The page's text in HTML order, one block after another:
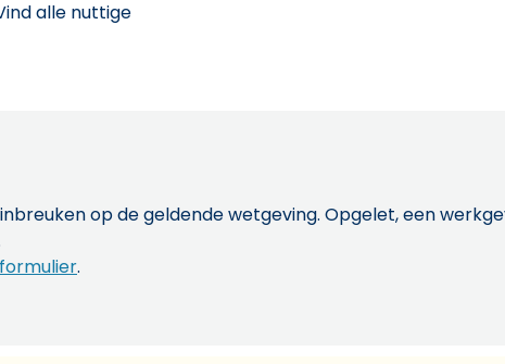
alle nuttige
op de geldende wetgeving. Opgelet, een
.